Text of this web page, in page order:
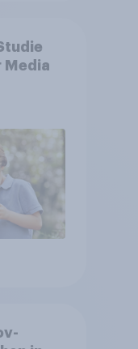
Media